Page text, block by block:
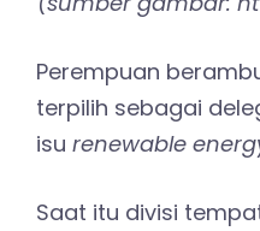
Perempuan
terpilih sebagai
isu renewable
Saat itu divisi